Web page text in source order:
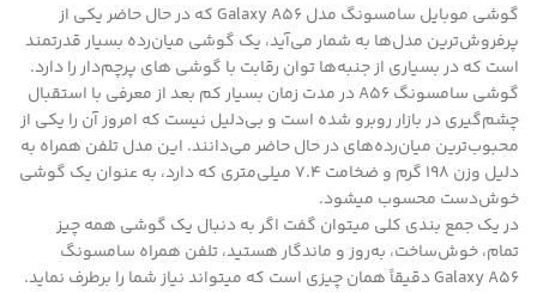
گوشی موبايل سامسونگ مدل Galaxy A56 که در حال حاضر یکی از
پرفروش‌ترین مدل‌ها به شمار می‌آید، یک گوشی میان‌رده بسیار قدرتمند
است که در بسیاری از جنبه‌ها توان رقابت با گوشی های پرچم‌دار را دارد.
گوشی سامسونگ A56 در مدت زمان بسیار کم بعد از معرفی با استقبال
چشم‌گیری در بازار روبرو شده است و بی‌دلیل نیست که امروز آن را یکی از
محبوب‌ترین میان‌رده‌های در حال حاضر می‌دانند. این مدل تلفن همراه به
دلیل وزن 198 گرم و ضخامت ۷.۴ میلی‌متری که دارد، به عنوان یک گوشی
خوش‌دست محسوب میشود.
در یک جمع بندی کلی میتوان گفت اگر به دنبال یک گوشی همه‌ چیز
تمام، خوش‌ساخت، به‌روز و ماندگار هستید، تلفن همراه سامسونگ
Galaxy A56 دقیقاً همان چیزی است که میتواند نیاز شما را برطرف نماید.